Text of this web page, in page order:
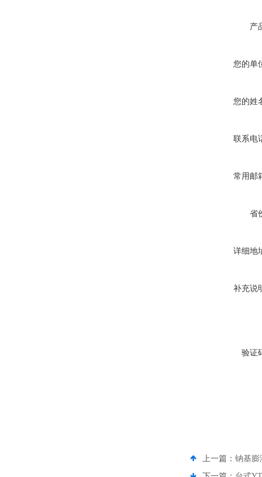
产
您的单
您的姓
联系电
常用邮
省
详细地
补充说
验证
上一篇： 钠基膨